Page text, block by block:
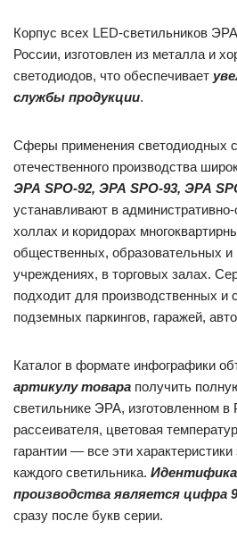
Корпус всех LED-светильников
России, изготовлен из металла и
светодиодов, что обеспечивает
службы продукции.
Сферы применения светодиодных
отечественного производства
ЭРА SPO-92, ЭРА SPO-93, ЭРА
устанавливают в
холлах и коридорах
общественных, образовательных и
учреждениях, в торговых залах.
подходит для производственных и
подземных паркингов, гаражей,
Каталог в формате инфографики
артикулу товара получить
светильнике ЭРА, изготовленном в
рассеивателя, цветовая
гарантии — все эти
каждого светильника.
производства является цифра 9
сразу после букв серии.